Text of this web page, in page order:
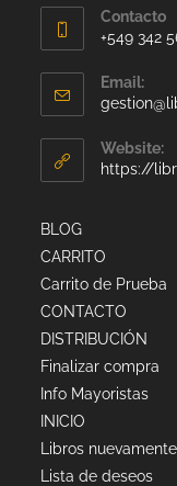
Contacto
+549 342
Email:
Website:
https://
BLOG
CARRITO
Carrito de Prueba
CONTACTO
DISTRIBUCIÓN
Finalizar compra
Info Mayoristas
INICIO
Libros
Lista de deseos